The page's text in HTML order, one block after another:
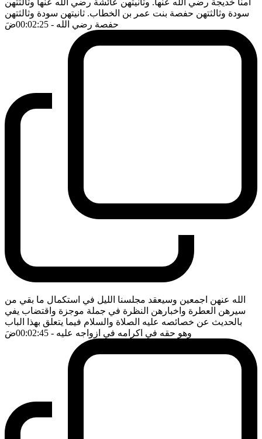
امنا خديجة رضي الله عنها. وثانيتهن عائشة رضي الله عنها وثالثتهن
سودة وثالثتهن حفصة بنت عمر بن الخطاب. ثانيتهن سودة وثالثتهن
حفصة رضي الله - 00:02:25 ضَ
الله عنهن اجمعين وسيعقد مجلسنا الليل في استكمال ما بقي من
سيرهن العطرة واخبارهن النظرة في جملة موجزة واقتضاب يفي
بالحديث عن خصائصه عليه الصلاة والسلام فيما يتعلق بهذا الباب
وهو حقه في اكرامه في ازواجه عليه - 00:02:45 ضَ